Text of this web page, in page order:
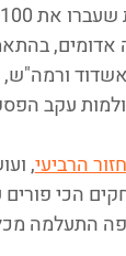
עקב
הרביעי,
הכי פורים
התעלמה